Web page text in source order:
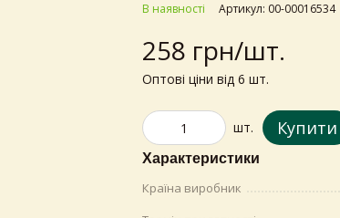
В наявності Артикул: 00-00016534
258 грн/шт.
Оптові ціни від 6 шт.
шт. Купити
Характеристики
Країна виробник